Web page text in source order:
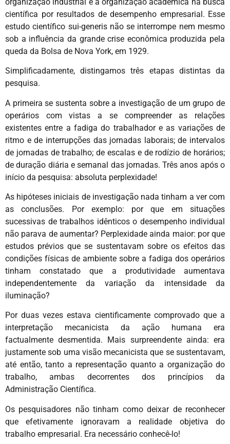
científica por resultados de desempenho empresarial. Esse
estudo científico sui-generis não se interrompe nem mesmo
sob a influência da grande crise econômica produzida pela
queda da Bolsa de Nova York, em 1929.
Simplificadamente, distingamos três etapas distintas da
pesquisa.
A primeira se sustenta sobre a investigação de um grupo de
operários com vistas a se compreender as relações
existentes entre a fadiga do trabalhador e as variações de
ritmo e de interrupções das jornadas laborais; de intervalos
de jornadas de trabalho; de escalas e de rodízio de horários;
de duração diária e semanal das jornadas. Três anos após o
início da pesquisa: absoluta perplexidade!
As hipóteses iniciais de investigação nada tinham a ver com
as conclusões. Por exemplo: por que em situações
sucessivas de trabalhos idênticos o desempenho individual
não parava de aumentar? Perplexidade ainda maior: por que
estudos prévios que se sustentavam sobre os efeitos das
condições físicas de ambiente sobre a fadiga dos operários
tinham constatado que a produtividade aumentava
independentemente da variação da intensidade da
iluminação?
Por duas vezes estava cientificamente comprovado que a
interpretação mecanicista da ação humana era
factualmente desmentida. Mais surpreendente ainda: era
justamente sob uma visão mecanicista que se sustentavam,
até então, tanto a representação quanto a organização do
trabalho, ambas decorrentes dos princípios da
Administração Científica.
Os pesquisadores não tinham como deixar de reconhecer
que efetivamente ignoravam a realidade objetiva do
trabalho empresarial. Era necessário conhecê-lo!